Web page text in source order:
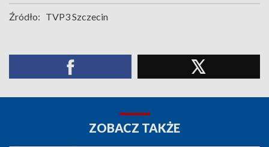
Źródło: TVP3 Szczecin
ZOBACZ TAKŻE